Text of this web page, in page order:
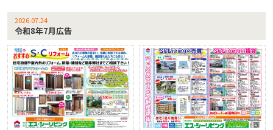
2026.07.24
令和8年7月広告